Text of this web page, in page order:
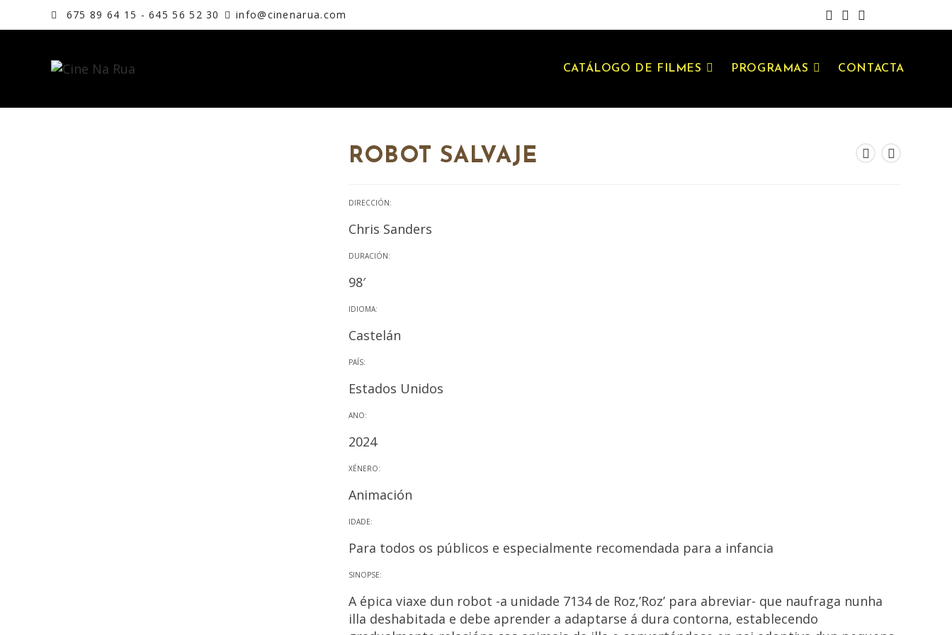
675 89 64 15 - 645 56 52 30 info@cinenarua.com
CATÁLOGO DE FILMES PROGRAMAS CONTACTA
ROBOT SALVAJE
DIRECCIÓN:
Chris Sanders
DURACIÓN:
98′
IDIOMA:
Castelán
PAÍS:
Estados Unidos
ANO:
2024
XÉNERO:
Animación
IDADE:
Para todos os públicos e especialmente recomendada para a infancia
SINOPSE:
A épica viaxe dun robot -a unidade 7134 de Roz,’Roz’ para abreviar- que naufraga nunha
illa deshabitada e debe aprender a adaptarse á dura contorna, establecendo